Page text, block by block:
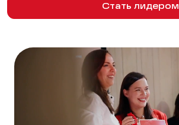
Стать лидером